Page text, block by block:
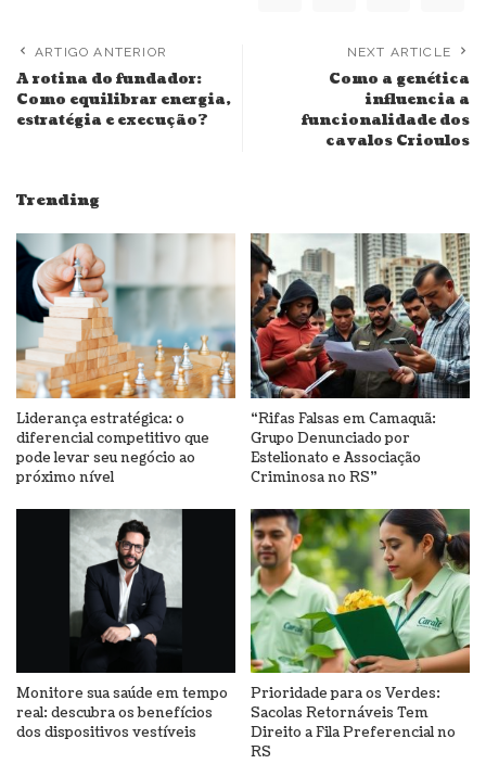
ARTIGO ANTERIOR
A rotina do fundador:
Como equilibrar energia,
estratégia e execução?
NEXT ARTICLE
Como a genética
influencia a
funcionalidade dos
cavalos Crioulos
Trending
Liderança estratégica: o
diferencial competitivo que
pode levar seu negócio ao
próximo nível
“Rifas Falsas em Camaquã:
Grupo Denunciado por
Estelionato e Associação
Criminosa no RS”
Monitore sua saúde em tempo
real: descubra os benefícios
dos dispositivos vestíveis
Prioridade para os Verdes:
Sacolas Retornáveis Tem
Direito a Fila Preferencial no
RS